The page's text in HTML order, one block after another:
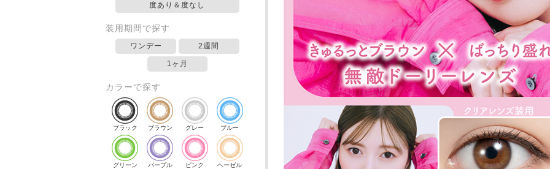
度あり＆度なし
装用期間で探す
ワンデー 2週間
1ヶ月
カラーで探す
ブラック ブラウン グレー ブルー
グリーン パープル ピンク ヘーゼル